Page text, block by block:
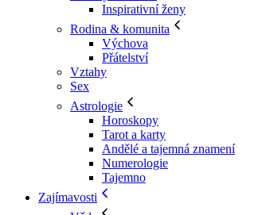
Inspirativní ženy
Rodina & komunita
Výchova
Přátelství
Vztahy
Sex
Astrologie
Horoskopy
Tarot a karty
Andělé a tajemná znamení
Numerologie
Tajemno
Zajímavosti